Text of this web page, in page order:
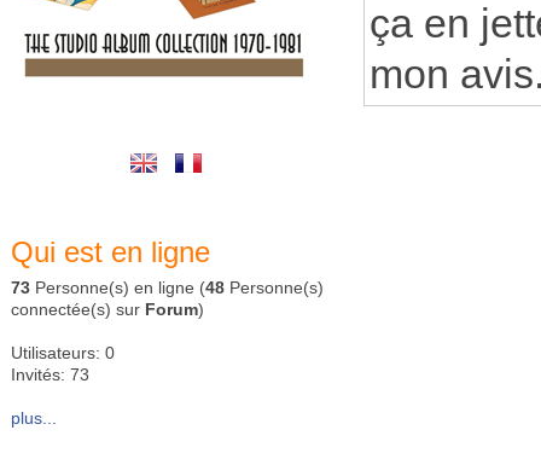
Qui est en ligne
73 Personne(s) en ligne (48 Personne(s)
connectée(s) sur Forum)
Utilisateurs: 0
Invités: 73
plus...
ça en
mon